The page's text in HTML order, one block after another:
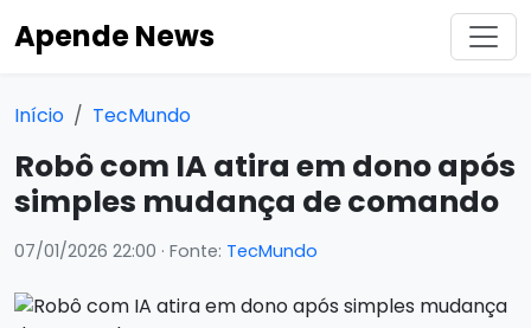
Apende News
Início TecMundo
Robô com IA atira em dono após
simples mudança de comando
07/01/2026 22:00 · Fonte: TecMundo